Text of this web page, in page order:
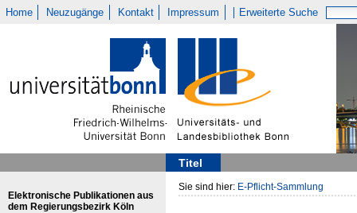
Home Neuzugänge Kontakt Impressum Erweiterte Suche
Titel
Elektronische Publikationen aus
dem Regierungsbezirk Köln
Sie sind hier: E-Pflicht-Sammlung